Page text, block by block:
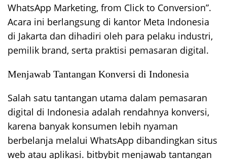
WhatsApp Marketing, from Click to Conversion”.
Acara ini berlangsung di kantor Meta Indonesia
di Jakarta dan dihadiri oleh para pelaku industri,
pemilik brand, serta praktisi pemasaran digital.
Menjawab Tantangan Konversi di Indonesia
Salah satu tantangan utama dalam pemasaran
digital di Indonesia adalah rendahnya konversi,
karena banyak konsumen lebih nyaman
berbelanja melalui WhatsApp dibandingkan situs
web atau aplikasi. bitbybit menjawab tantangan